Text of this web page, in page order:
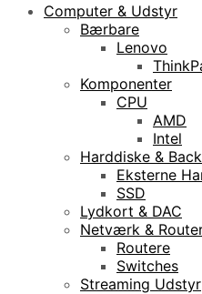
Computer & Udstyr
Bærbare
Lenovo
Komponenter
CPU
AMD
Intel
Harddiske &
Eksterne
SSD
Lydkort & DAC
Netværk &
Routere
Switches
Streaming Udstyr